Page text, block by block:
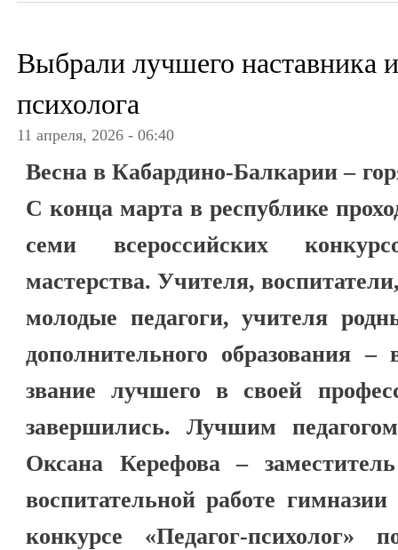
Выбрали лучшего наставника
психолога
11 апреля, 2026 - 06:40
Весна в Кабардино-Балкарии –
С конца марта в республике
семи всероссийских
мастерства. Учителя,
молодые педагоги, учителя
дополнительного образования
звание лучшего в своей
завершились. Лучшим
Оксана Керефова –
воспитательной работе
конкурсе «Педагог-психолог»